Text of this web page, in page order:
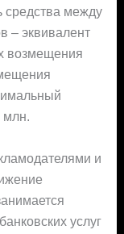
средства между
– эквивалент
возмещения
млн.
и
услуг